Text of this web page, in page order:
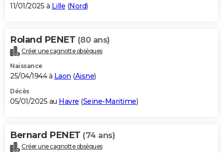
11/01/2025 à Lille (Nord)
Roland PENET (80 ans)
Créer une cagnotte obsèques
Naissance
25/04/1944 à Laon (Aisne)
Décès
05/01/2025 au Havre (Seine-Maritime)
Bernard PENET (74 ans)
Créer une cagnotte obsèques